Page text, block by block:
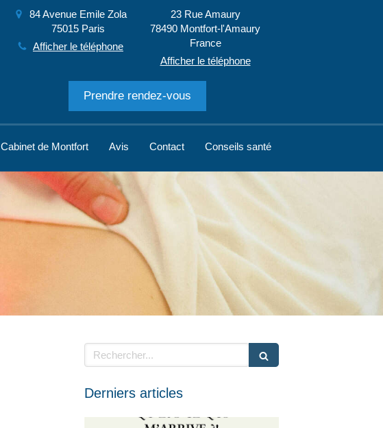
84 Avenue Emile Zola
75015 Paris
Afficher le téléphone
23 Rue Amaury
78490 Montfort-l'Amaury
France
Afficher le téléphone
Prendre rendez-vous
Cabinet de Montfort Avis Contact Conseils santé
Rechercher
Derniers articles